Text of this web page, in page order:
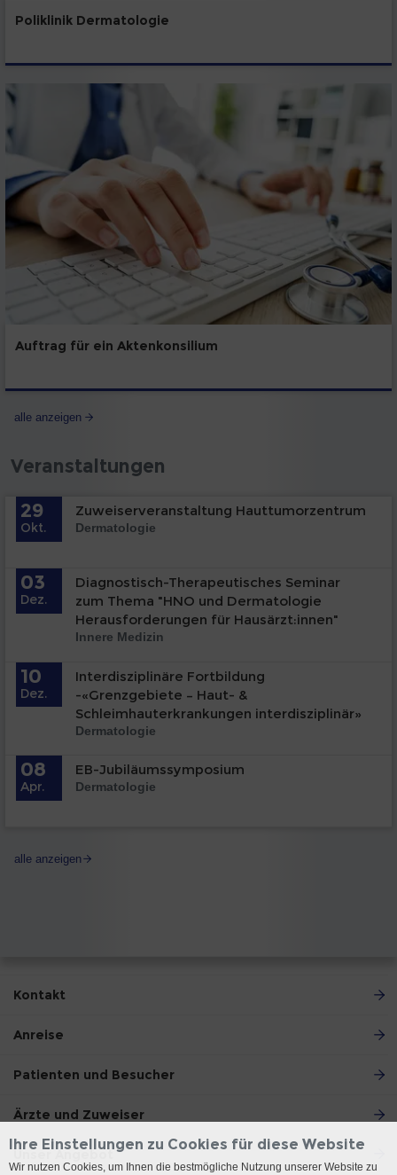
Poliklinik Dermatologie
Auftrag für ein Aktenkonsilium
alle anzeigen
Veranstaltungen
29
Okt.
Zuweiserveranstaltung Hauttumorzentrum
Dermatologie
03
Dez.
Diagnostisch-Therapeutisches Seminar
zum Thema "HNO und Dermatologie
Herausforderungen für Hausärzt:innen"
Innere Medizin
10
Dez.
Interdisziplinäre Fortbildung
-«Grenzgebiete – Haut- &
Schleimhauterkrankungen interdisziplinär»
Dermatologie
08
Apr.
EB-Jubiläumssymposium
Dermatologie
alle anzeigen
Kontakt
Anreise
Patienten und Besucher
Ärzte und Zuweiser
Unser Angebot
Ihre Einstellungen zu Cookies für diese Website
Wir nutzen Cookies, um Ihnen die bestmögliche Nutzung unserer Website zu